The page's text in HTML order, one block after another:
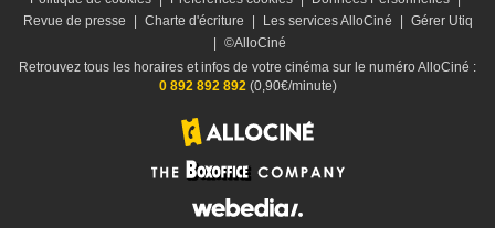
Revue de presse
Charte d'écriture Les services AlloCiné
Gérer Utiq
©AlloCiné
Retrouvez tous les horaires et infos de votre cinéma sur le numéro AlloCiné :
0 892 892 892(0,90€/minute)